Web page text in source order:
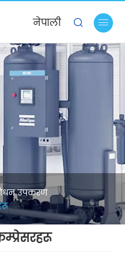
नेपाली  
उपकरण